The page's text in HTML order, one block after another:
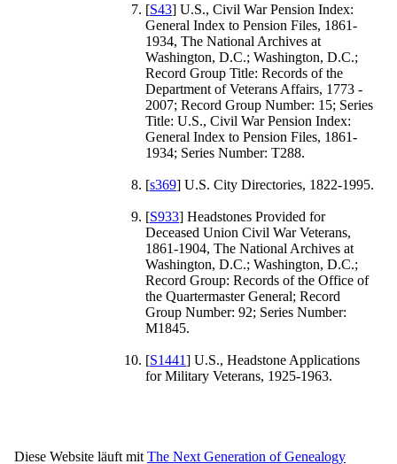
[S43] U.S., Civil War Pension Index:
General Index to Pension Files, 1861-
1934, The National Archives at
Washington, D.C.; Washington, D.C.;
Record Group Title: Records of the
Department of Veterans Affairs, 1773 -
2007; Record Group Number: 15; Series
Title: U.S., Civil War Pension Index:
General Index to Pension Files, 1861-
1934; Series Number: T288.
[s369] U.S. City Directories, 1822-1995.
[S933] Headstones Provided for
Deceased Union Civil War Veterans,
1861-1904, The National Archives at
Washington, D.C.; Washington, D.C.;
Record Group: Records of the Office of
the Quartermaster General; Record
Group Number: 92; Series Number:
M1845.
[S1441] U.S., Headstone Applications
for Military Veterans, 1925-1963.
Diese Website läuft mit The Next Generation of Genealogy